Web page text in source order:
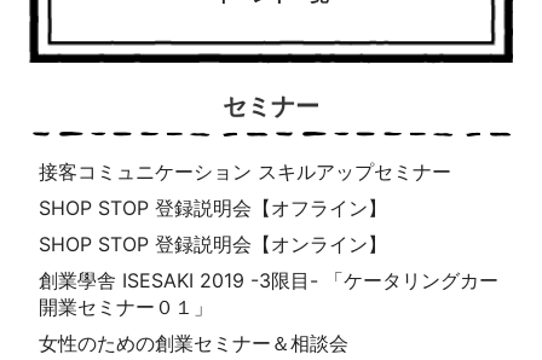
セミナー
接客コミュニケーション スキルアップセミナー
SHOP STOP 登録説明会【オフライン】
SHOP STOP 登録説明会【オンライン】
創業學舎 ISESAKI 2019 -3限目- 「ケータリングカー
開業セミナー０１」
女性のための創業セミナー＆相談会